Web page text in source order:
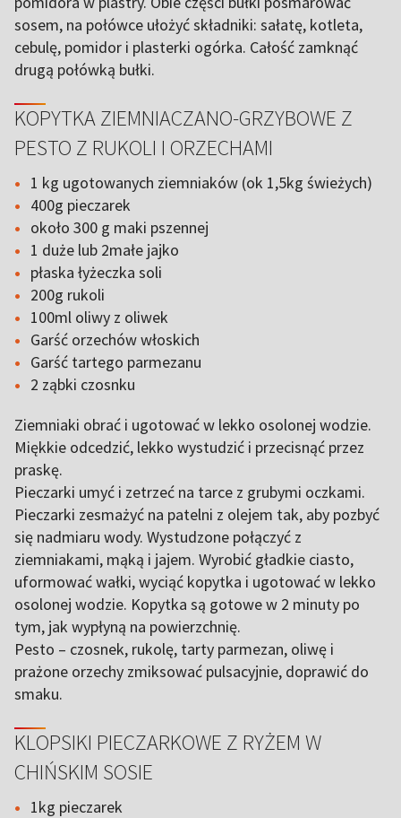
sosem, na połówce ułożyć składniki: sałatę, kotleta,
cebulę, pomidor i plasterki ogórka. Całość zamknąć
drugą połówką bułki.
KOPYTKA ZIEMNIACZANO-GRZYBOWE Z
PESTO Z RUKOLI I ORZECHAMI
1 kg ugotowanych ziemniaków (ok 1,5kg świeżych)
400g pieczarek
około 300 g maki pszennej
1 duże lub 2małe jajko
płaska łyżeczka soli
200g rukoli
100ml oliwy z oliwek
Garść orzechów włoskich
Garść tartego parmezanu
2 ząbki czosnku
Ziemniaki obrać i ugotować w lekko osolonej wodzie.
Miękkie odcedzić, lekko wystudzić i przecisnąć przez
praskę.
Pieczarki umyć i zetrzeć na tarce z grubymi oczkami.
Pieczarki zesmażyć na patelni z olejem tak, aby pozbyć
się nadmiaru wody. Wystudzone połączyć z
ziemniakami, mąką i jajem. Wyrobić gładkie ciasto,
uformować wałki, wyciąć kopytka i ugotować w lekko
osolonej wodzie. Kopytka są gotowe w 2 minuty po
tym, jak wypłyną na powierzchnię.
Pesto – czosnek, rukolę, tarty parmezan, oliwę i
prażone orzechy zmiksować pulsacyjnie, doprawić do
smaku.
KLOPSIKI PIECZARKOWE Z RYŻEM W
CHIŃSKIM SOSIE
1kg pieczarek